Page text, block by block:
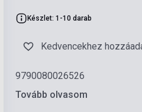
Készlet: 1-10 darab
Kedvencekhez
9790080026526
Tovább olvasom